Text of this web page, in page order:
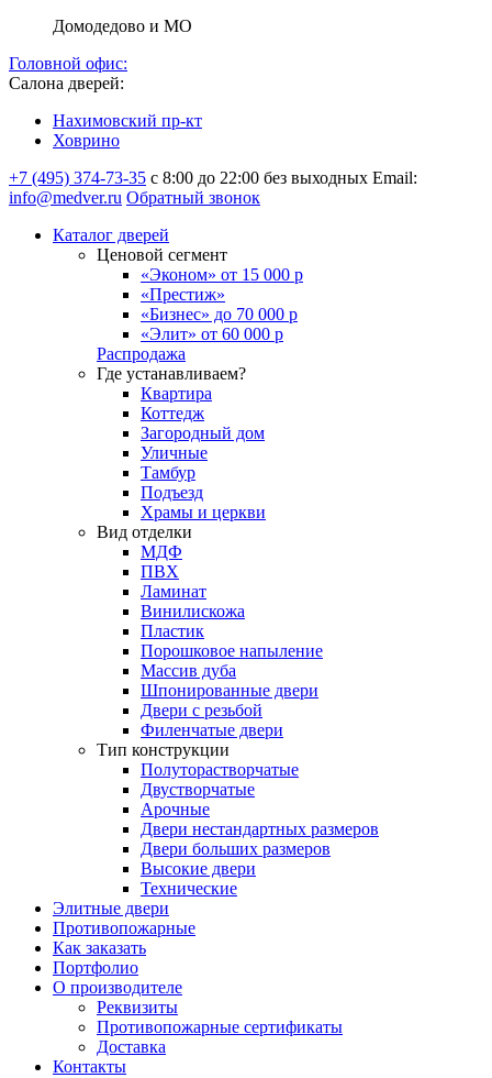
Домодедово и МО
Головной офис:
Салона дверей:
Нахимовский пр-кт
Ховрино
+7 (495) 374-73-35 с 8:00 до 22:00 без выходных Email:
info@medver.ru Обратный звонок
Каталог дверей
Ценовой сегмент
«Эконом» от 15 000 р
«Престиж»
«Бизнес» до 70 000 р
«Элит» от 60 000 р
Распродажа
Где устанавливаем?
Квартира
Коттедж
Загородный дом
Уличные
Тамбур
Подъезд
Храмы и церкви
Вид отделки
МДФ
ПВХ
Ламинат
Винилискожа
Пластик
Порошковое напыление
Массив дуба
Шпонированные двери
Двери с резьбой
Филенчатые двери
Тип конструкции
Полуторастворчатые
Двустворчатые
Арочные
Двери нестандартных размеров
Двери больших размеров
Высокие двери
Технические
Элитные двери
Противопожарные
Как заказать
Портфолио
О производителе
Реквизиты
Противопожарные сертификаты
Доставка
Контакты